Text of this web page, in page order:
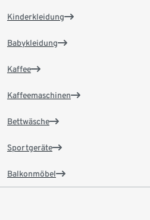
Kinderkleidung
Babykleidung
Kaffee
Kaffeemaschinen
Bettwäsche
Sportgeräte
Balkonmöbel